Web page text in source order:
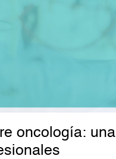
oncología: una